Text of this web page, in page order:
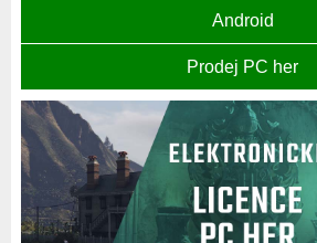
Android
Prodej PC her